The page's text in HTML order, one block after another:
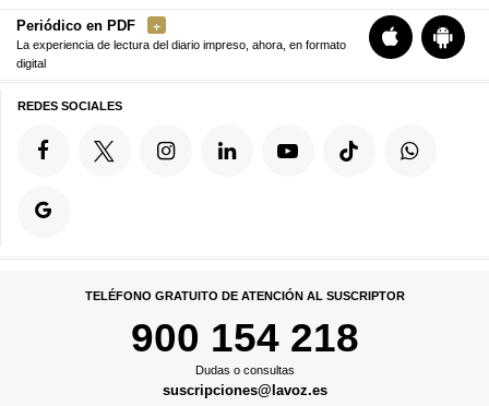
Periódico en PDF
La experiencia de lectura del diario impreso, ahora, en formato
digital
REDES SOCIALES
TELÉFONO GRATUITO DE ATENCIÓN AL SUSCRIPTOR
900 154 218
Dudas o consultas
suscripciones@lavoz.es